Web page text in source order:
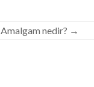
Amalgam nedir? →